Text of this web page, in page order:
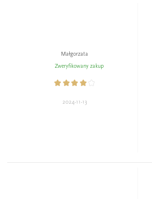
Małgorzata
Zweryfikowany zakup
2024-11-13